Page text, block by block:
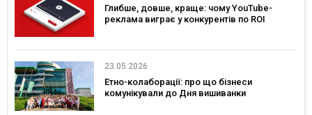
Глибше, довше, краще: чому YouTube-
реклама виграє у конкурентів по ROI
23.05.2026
Етно-колаборації: про що бізнеси
комунікували до Дня вишиванки